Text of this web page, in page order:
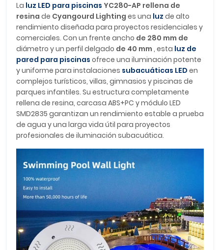
La luz LED para piscinas YC280-AP rellena de
resina de Cyangourd Lighting es una luz de alto
rendimiento diseñada para proyectos residenciales y
comerciales. Con un frente ancho de 280 mm de
diámetro y un perfil delgado de 40 mm , esta luz de
pared para piscinas ofrece una iluminación potente
y uniforme para instalaciones subacuáticas LED en
complejos turísticos, villas, gimnasios y piscinas de
parques infantiles. Su estructura completamente
rellena de resina, carcasa ABS+PC y módulo LED
SMD2835 garantizan un rendimiento estable a prueba
de agua y una larga vida útil para proyectos
profesionales de iluminación subacuática.